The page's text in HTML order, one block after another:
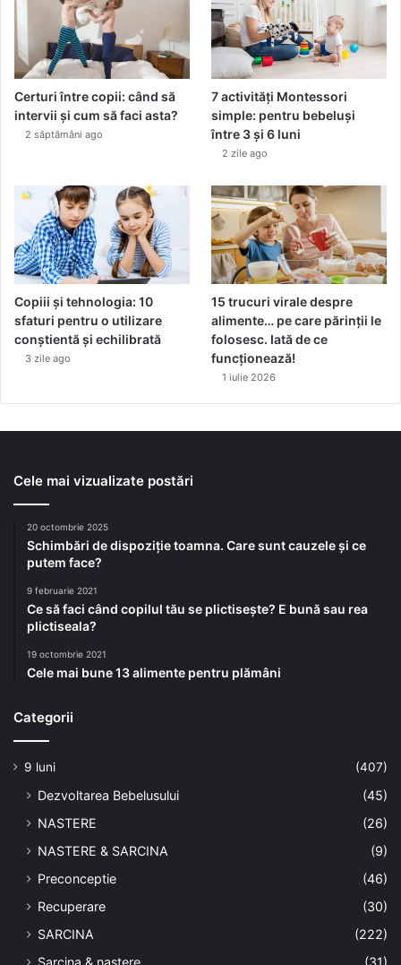
Certuri între copii: când să
intervii și cum să faci asta?
2 săptămâni ago
7 activități Montessori
simple: pentru bebeluși
între 3 și 6 luni
2 zile ago
Copiii și tehnologia: 10
sfaturi pentru o utilizare
conștientă și echilibrată
3 zile ago
15 trucuri virale despre
alimente… pe care părinții le
folosesc. Iată de ce
funcționează!
1 iulie 2026
Cele mai vizualizate postări
20 octombrie 2025
Schimbări de dispoziție toamna. Care sunt cauzele și ce
putem face?
9 februarie 2021
Ce să faci când copilul tău se plictisește? E bună sau rea
plictiseala?
19 octombrie 2021
Cele mai bune 13 alimente pentru plămâni
Categorii
9 luni (407)
Dezvoltarea Bebelusului
(45)
NASTERE
(26)
NASTERE & SARCINA
(9)
Preconceptie
(46)
Recuperare
(30)
SARCINA
(222)
Sarcina & nastere
(31)